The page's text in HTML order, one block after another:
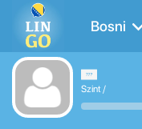
Bosni
Szint/